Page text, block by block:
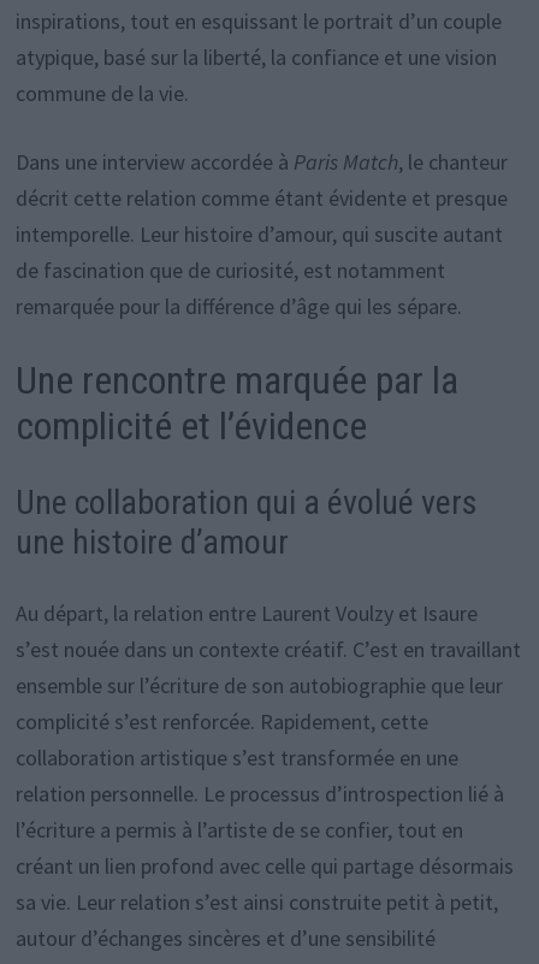
inspirations, tout en esquissant le portrait d’un couple
atypique, basé sur la liberté, la confiance et une vision
commune de la vie.
Dans une interview accordée à Paris Match, le chanteur
décrit cette relation comme étant évidente et presque
intemporelle. Leur histoire d’amour, qui suscite autant
de fascination que de curiosité, est notamment
remarquée pour la différence d’âge qui les sépare.
Une rencontre marquée par la
complicité et l’évidence
Une collaboration qui a évolué vers
une histoire d’amour
Au départ, la relation entre Laurent Voulzy et Isaure
s’est nouée dans un contexte créatif. C’est en travaillant
ensemble sur l’écriture de son autobiographie que leur
complicité s’est renforcée. Rapidement, cette
collaboration artistique s’est transformée en une
relation personnelle. Le processus d’introspection lié à
l’écriture a permis à l’artiste de se confier, tout en
créant un lien profond avec celle qui partage désormais
sa vie. Leur relation s’est ainsi construite petit à petit,
autour d’échanges sincères et d’une sensibilité